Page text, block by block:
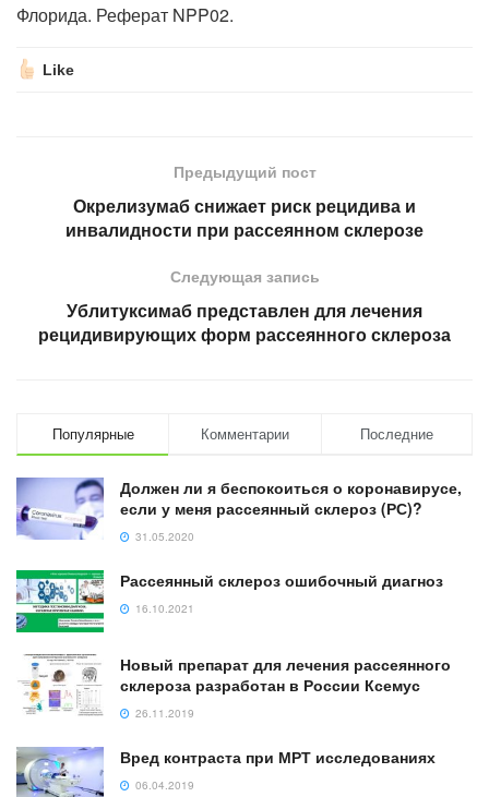
Флорида. Реферат NPP02.
Like
Предыдущий пост
Окрелизумаб снижает риск рецидива и
инвалидности при рассеянном склерозе
Следующая запись
Ублитуксимаб представлен для лечения
рецидивирующих форм рассеянного склероза
Популярные Комментарии Последние
Должен ли я беспокоиться о коронавирусе,
если у меня рассеянный склероз (РС)?
31.05.2020
Рассеянный склероз ошибочный диагноз
16.10.2021
Новый препарат для лечения рассеянного
склероза разработан в России Ксемус
26.11.2019
Вред контраста при МРТ исследованиях
06.04.2019